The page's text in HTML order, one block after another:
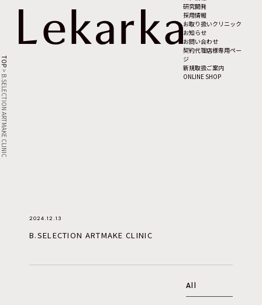
研究開発
採用情報
お取り扱いクリニック
お知らせ
お問い合わせ
契約代理店様専用ペー
ジ
新規取扱ご案内
ONLINE SHOP
TOP
>
B.SELECTION ARTMAKE CLINIC
2024.12.13
B.SELECTION ARTMAKE CLINIC
All